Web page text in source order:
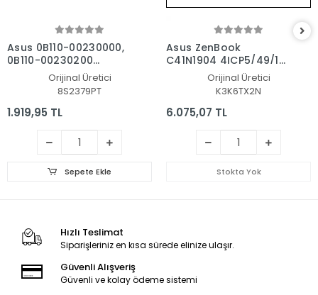
Asus 0B110-00230000,
0B110-00230200
Notebook Batarya - Pil
Orijinal Üretici
8S2379PT
1.919,95 TL
Sepete Ekle
Asus ZenBook
C41N1904 4ICP5/49/121
Batarya - PilOrijinal Üretici
K3K6TX2N
6.075,07 TL
Stokta Yok
Hızlı Teslimat
Siparişleriniz en kısa sürede elinize ulaşır.
Güvenli Alışveriş
Güvenli ve kolay ödeme sistemi